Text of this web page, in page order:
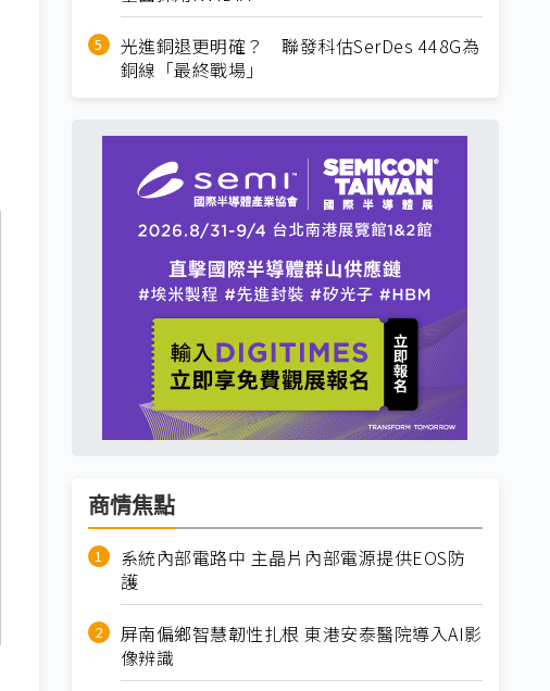
光進銅退更明確？ 聯發科估SerDes 448G為
銅線「最終戰場」
商情焦點
系統內部電路中 主晶片內部電源提供EOS防
護
屏南偏鄉智慧韌性扎根 東港安泰醫院導入AI影
像辨識